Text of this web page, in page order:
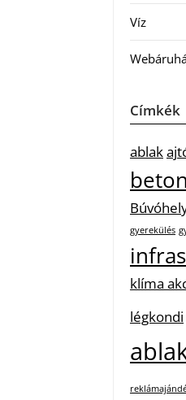
Víz
Címkék
ablak
gyerekülés
klíma
légkondi